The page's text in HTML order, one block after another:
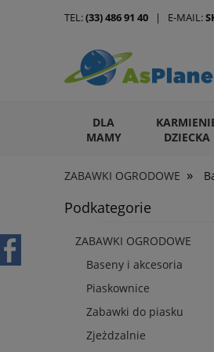
DLA
MAMY
DZIECKA
ARTYKUŁY DLA
ZABAWKI OGRODOWE »
TEL:(33) 486 91 40 | E-MAIL:
Podkategorie
ZABAWKI OGRODOWE
Baseny i akcesoria
Piaskownice
Zabawki do piasku
Zjeżdzalnie